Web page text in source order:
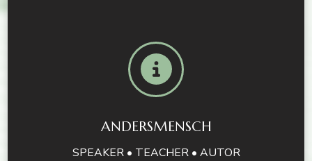
ANDERSMENSCH
SPEAKER • TEACHER • AUTOR